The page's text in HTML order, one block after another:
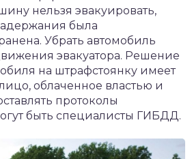
нельзя эвакуировать,
была
Убрать автомобиль
эвакуатора. Решение
на штрафстоянку имеет
облаченное властью и
протоколы
быть специалисты ГИБДД.